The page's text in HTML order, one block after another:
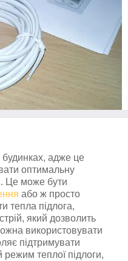
будинках, адже це
оптимальну
Це може бути
або ж просто
тепла підлога,
який дозволить
використовувати
підтримувати
теплої підлоги,